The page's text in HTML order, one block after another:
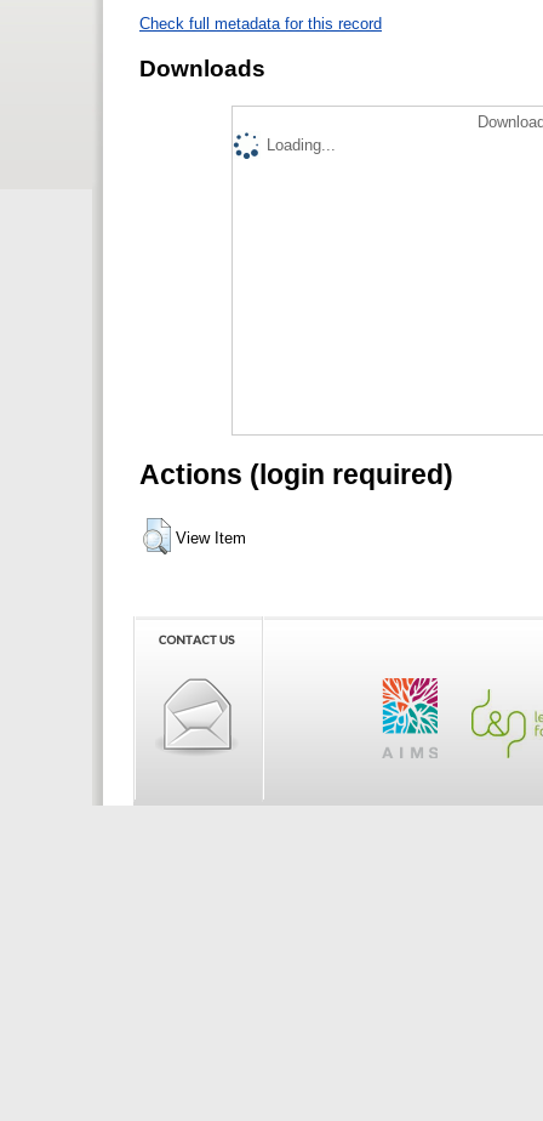
Check full metadata for this record
Downloads
Loading...
Actions (login required)
View Item